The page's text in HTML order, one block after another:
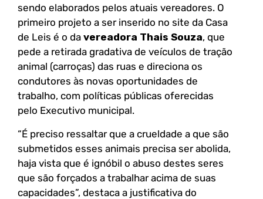
sendo elaborados pelos atuais vereadores. O
primeiro projeto a ser inserido no site da Casa
de Leis é o da vereadora Thais Souza, que
pede a retirada gradativa de veículos de tração
animal (carroças) das ruas e direciona os
condutores às novas oportunidades de
trabalho, com políticas públicas oferecidas
pelo Executivo municipal.
“É preciso ressaltar que a crueldade a que são
submetidos esses animais precisa ser abolida,
haja vista que é ignóbil o abuso destes seres
que são forçados a trabalhar acima de suas
capacidades”, destaca a justificativa do